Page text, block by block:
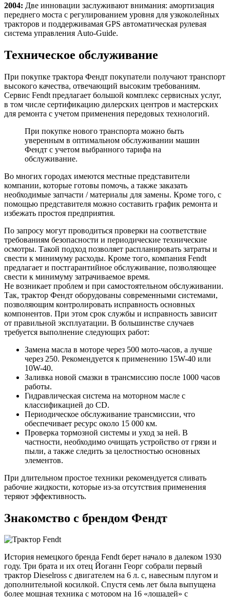
2004: Две инновации заслуживают внимания: амортизация
переднего моста с регулированием уровня для узкоколейных
тракторов и поддерживамая GPS автоматическая рулевая
система управления Auto-Guide.
Техническое обслуживание
При покупке трактора Фендт покупатели получают транспорт
высокого качества, отвечающий высоким требованиям.
Сервис Fendt предлагает большой комплекс сервисных услуг,
в том числе сертификацию дилерских центров и мастерских
для ремонта с учетом применения передовых технологий.
При покупке нового транспорта можно быть
уверенным в оптимальном обслуживании машин
Фендт с учетом выбранного тарифа на
обслуживание.
Во многих городах имеются местные представители
компании, которые готовы помочь, а также заказать
необходимые запчасти / материалы для замены. Кроме того, с
помощью представителя можно составить график ремонта и
избежать простоя предприятия.
По запросу могут проводиться проверки на соответствие
требованиям безопасности и периодические технические
осмотры. Такой подход позволяет распланировать затраты и
свести к минимуму расходы. Кроме того, компания Fendt
предлагает и постгарантийное обслуживание, позволяющее
свести к минимуму затрачиваемое время.
Не возникает проблем и при самостоятельном обслуживании.
Так, трактор Фендт оборудованы современными системами,
позволяющим контролировать исправность основных
компонентов. При этом срок службы и исправность зависит
от правильной эксплуатации. В большинстве случаев
требуется выполнение следующих работ:
Замена масла в моторе через 500 мото-часов, а лучше
через 250. Рекомендуется к применению 15W-40 или
10W-40.
Заливка новой смазки в трансмиссию после 1000 часов
работы.
Гидравлическая система на моторном масле с
классификацией до CD.
Периодическое обслуживание трансмиссии, что
обеспечивает ресурс около 15 000 км.
Проверка тормозной системы и уход за ней. В
частности, необходимо очищать устройство от грязи и
пыли, а также следить за целостностью основных
элементов.
При длительном простое техники рекомендуется сливать
рабочие жидкости, которые из-за отсутствия применения
теряют эффективность.
Знакомство с брендом Фендт
История немецкого бренда Fendt берет начало в далеком 1930
году. Три брата и их отец Йоганн Георг собрали первый
трактор Dieselross с двигателем на 6 л. с, навесным плугом и
дополнительной косилкой. Спустя семь лет была выпущена
более мощная техника с мотором на 16 «лошадей» с